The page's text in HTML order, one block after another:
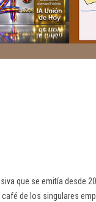
que se emitía desde
de los singulares